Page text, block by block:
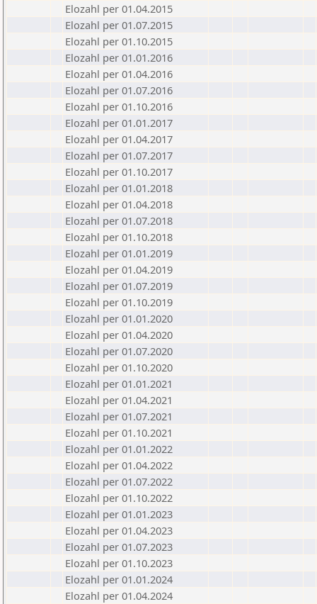
Elozahl per 01.04.2015
Elozahl per 01.07.2015
Elozahl per 01.10.2015
Elozahl per 01.01.2016
Elozahl per 01.04.2016
Elozahl per 01.07.2016
Elozahl per 01.10.2016
Elozahl per 01.01.2017
Elozahl per 01.04.2017
Elozahl per 01.07.2017
Elozahl per 01.10.2017
Elozahl per 01.01.2018
Elozahl per 01.04.2018
Elozahl per 01.07.2018
Elozahl per 01.10.2018
Elozahl per 01.01.2019
Elozahl per 01.04.2019
Elozahl per 01.07.2019
Elozahl per 01.10.2019
Elozahl per 01.01.2020
Elozahl per 01.04.2020
Elozahl per 01.07.2020
Elozahl per 01.10.2020
Elozahl per 01.01.2021
Elozahl per 01.04.2021
Elozahl per 01.07.2021
Elozahl per 01.10.2021
Elozahl per 01.01.2022
Elozahl per 01.04.2022
Elozahl per 01.07.2022
Elozahl per 01.10.2022
Elozahl per 01.01.2023
Elozahl per 01.04.2023
Elozahl per 01.07.2023
Elozahl per 01.10.2023
Elozahl per 01.01.2024
Elozahl per 01.04.2024